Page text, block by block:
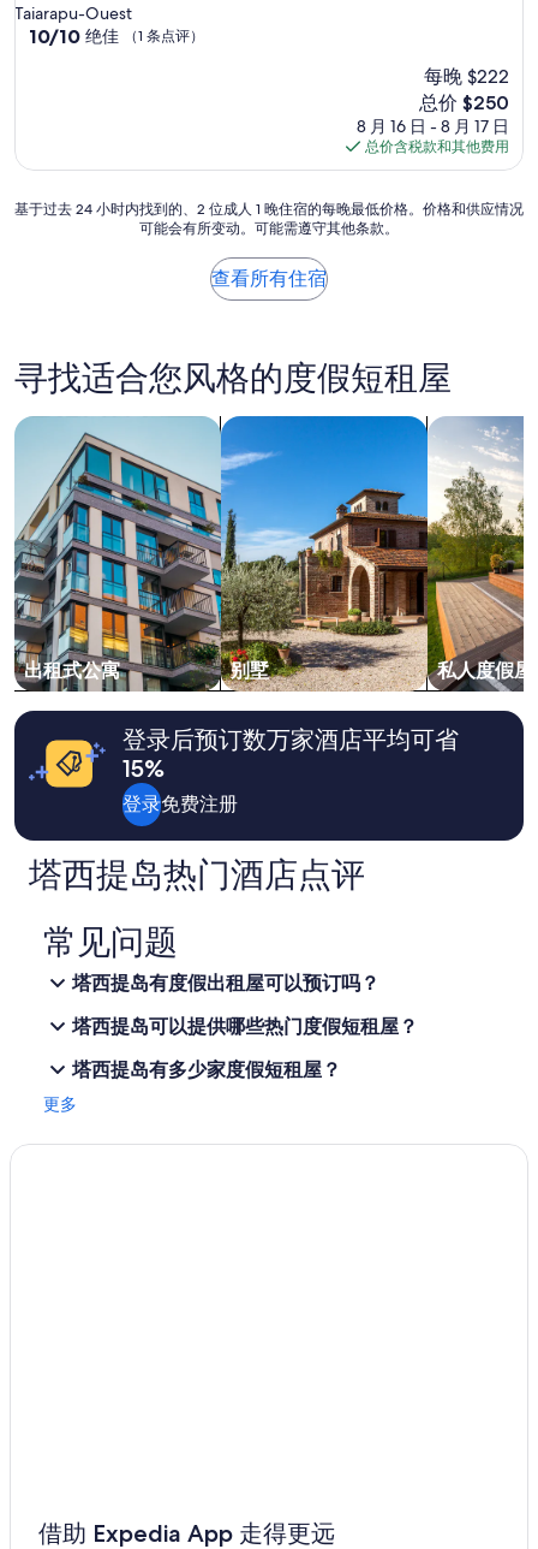
Taiarapu-Ouest
10.0
条
10/10 绝佳 （1 条点评）
每晚 $222
新
价
格
$250
总价 $250
8 月 16 日 - 8 月 17 日
总价含税款和其他费用
基
内
找
的、
1
晚
住
宿
的
每
晚
最
低
价
格。
价
供
情
遵
基于过去 24 小时内找到的、2 位成人 1 晚住宿的每晚最低价格。价格和供应情况
可能会有所变动。可能需遵守其他条款。
查看所有住宿
寻找适合您风格的度假短租屋
出租式公寓
搜索出租式公寓
别墅
搜索别墅
私人度假屋
搜索私人度
登录后预订数万家酒店平均可省
15%
登录免费注册
塔西提岛热门酒店点评
常见问题
塔西提岛有度假出租屋可以预订吗？
塔西提岛可以提供哪些热门度假短租屋？
塔西提岛有多少家度假短租屋？
更多
借助 Expedia App 走得更远